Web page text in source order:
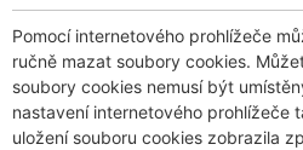
Pomocí internetového prohlížeče
ručně mazat soubory cookies.
soubory cookies nemusí být
nastavení internetového prohlížeče
uložení souboru cookies zobrazila